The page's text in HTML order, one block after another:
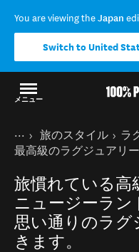
You are viewing theJapan
Switch to United
メニュー
結果に戻る
現在のページ
ホーム
ニュージーランドの
旅のスタイル
ラ
最高級のラグジュアリ
旅慣れている高
ニュージーラ
思い通りのラグ
きます。